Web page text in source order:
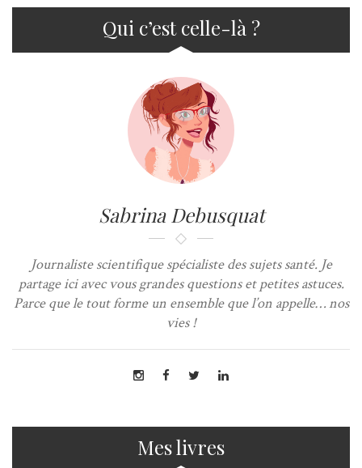
Qui c’est celle-là ?
Sabrina Debusquat
Journaliste scientifique spécialiste des sujets santé. Je
partage ici avec vous grandes questions et petites astuces.
Parce que le tout forme un ensemble que l’on appelle… nos
vies !
Mes livres